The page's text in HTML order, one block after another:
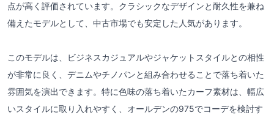
点が高く評価されています。クラシックなデザインと耐久性を兼ね
備えたモデルとして、中古市場でも安定した人気があります。
このモデルは、ビジネスカジュアルやジャケットスタイルとの相性
が非常に良く、デニムやチノパンと組み合わせることで落ち着いた
雰囲気を演出できます。特に色味の落ち着いたカーフ素材は、幅広
いスタイルに取り入れやすく、オールデンの975でコーデを検討す